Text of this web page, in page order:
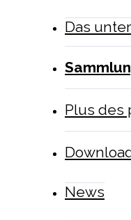
Das
Plus des
News